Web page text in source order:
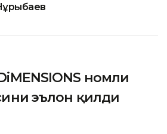
номли
эълон қилди